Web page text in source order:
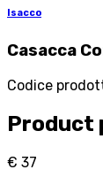
Isacco
Casacca
Codice
Product
€ 37